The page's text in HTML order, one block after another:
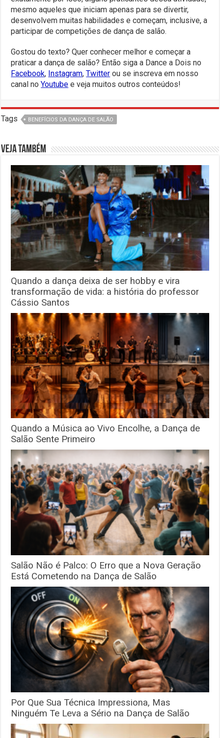
mesmo aqueles que iniciam apenas para se divertir,
desenvolvem muitas habilidades e começam, inclusive, a
participar de competições de dança de salão.
Gostou do texto? Quer conhecer melhor e começar a
praticar a dança de salão? Então siga a Dance a Dois no
Facebook, Instagram,Twitter ou se inscreva em nosso
canal noYoutube e veja muitos outros conteúdos!
Tags BENEFÍCIOS DA DANÇA DE SALÃO
Veja também
Quando a dança deixa de ser hobby e vira
transformação de vida: a história do professor
Cássio Santos
Quando a Música ao Vivo Encolhe, a Dança de
Salão Sente Primeiro
Salão Não é Palco: O Erro que a Nova Geração
Está Cometendo na Dança de Salão
Por Que Sua Técnica Impressiona, Mas
Ninguém Te Leva a Sério na Dança de Salão